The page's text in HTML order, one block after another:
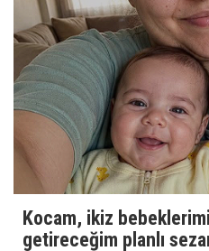
Kocam, ikiz
getireceğim planlı